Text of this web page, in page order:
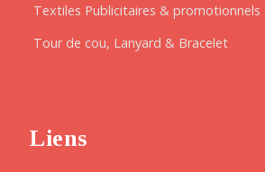
Textiles Publicitaires & promotionnels
Tour de cou, Lanyard & Bracelet
Liens